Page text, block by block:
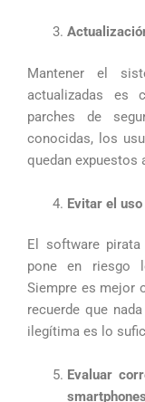
Mantener el
actualizadas es
parches de
conocidas, los
quedan expuestos
Evitar el
El software
pone en riesgo
Siempre es mejor
recuerde que
ilegítima es lo
Evaluar